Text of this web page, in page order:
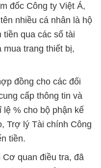
đốc Công ty Việt Á,
nhiều cá nhân là hộ
tiền qua các số tài
trang thiết bị,
đồng cho các đối
cấp thông tin và
lệ % cho bộ phận kế
Trợ lý Tài chính Công
tiền.
quan điều tra, đã